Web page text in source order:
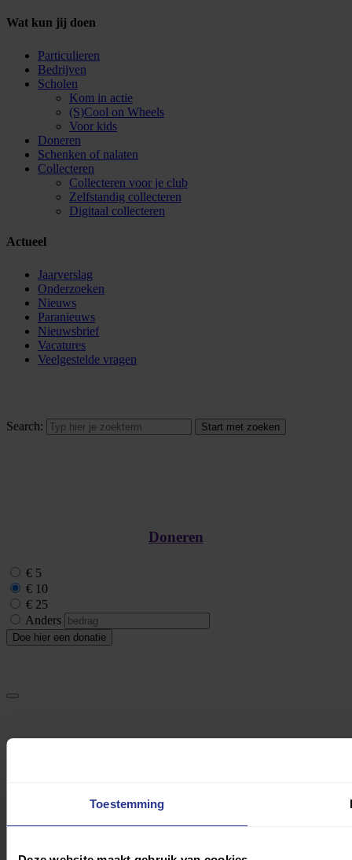
Toestemming
Wat kun jij doen
Particulieren
Bedrijven
Scholen
Kom in actie
(S)Cool on Wheels
Voor kids
Doneren
Schenken of nalaten
Collecteren
Collecteren voor je club
Zelfstandig collecteren
Digitaal collecteren
Actueel
Jaarverslag
Onderzoeken
Nieuws
Paranieuws
Nieuwsbrief
Vacatures
Veelgestelde vragen
Search:
Doneren
€ 5
€ 10
€ 25
Anders
Doe hier een donatie